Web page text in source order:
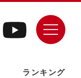
ランキング